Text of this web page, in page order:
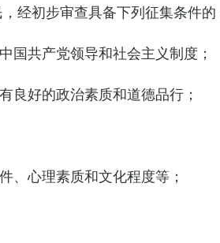
经初步审查具备下列征集条件的
国共产党领导和社会主义制度；
良好的政治素质和道德品行；
、心理素质和文化程度等；